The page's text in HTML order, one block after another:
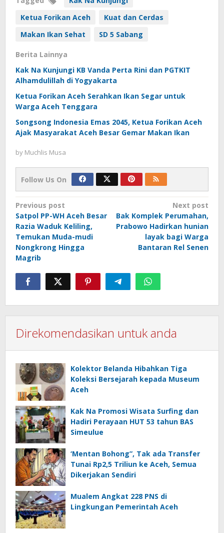
Ketua Forikan Aceh
Kuat dan Cerdas
Makan Ikan Sehat
SD 5 Sabang
Berita Lainnya
Kak Na Kunjungi KB Vanda Perta Rini dan PGTKIT
Alhamdulillah di Yogyakarta
Ketua Forikan Aceh Serahkan Ikan Segar untuk
Warga Aceh Tenggara
Songsong Indonesia Emas 2045, Ketua Forikan Aceh
Ajak Masyarakat Aceh Besar Gemar Makan Ikan
by Muchlis Musa
Follow Us On
Post
navigation
Previous post
Satpol PP-WH Aceh Besar
Razia Waduk Keliling,
Temukan Muda-mudi
Nongkrong Hingga
Magrib
Next post
Bak Komplek Perumahan,
Prabowo Hadirkan hunian
layak bagi Warga
Bantaran Rel Senen
Direkomendasikan untuk anda
Kolektor Belanda Hibahkan Tiga
Koleksi Bersejarah kepada Museum
Aceh
Kak Na Promosi Wisata Surfing dan
Hadiri Perayaan HUT 53 tahun BAS
Simeulue
‘Mentan Bohong”, Tak ada Transfer
Tunai Rp2,5 Triliun ke Aceh, Semua
Dikerjakan Sendiri
Mualem Angkat 228 PNS di
Lingkungan Pemerintah Aceh